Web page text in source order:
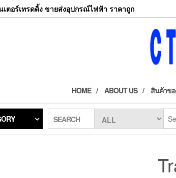
ตอร์เทรดดิ้ง ขายส่งอุปกรณ์ไฟฟ้า ราคาถูก
HOME ABOUT US สินค้าขอ
SEARCH